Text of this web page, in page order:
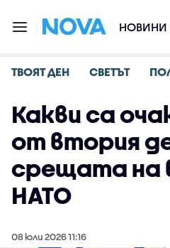
НОВИНИ
ТВОЯТ ДЕН СВЕТЪТ
Какви са
от втория
срещата на
НАТО
08 юли 2026 11:16